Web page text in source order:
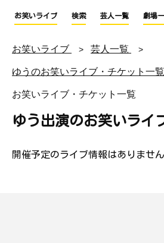
お笑いライブ 検索 芸人一覧 劇場
お笑いライブ 芸人一覧
ゆうのお笑いライブ・チケット一覧
お笑いライブ・チケット一覧
ゆう出演のお笑いライ
開催予定のライブ情報はありません